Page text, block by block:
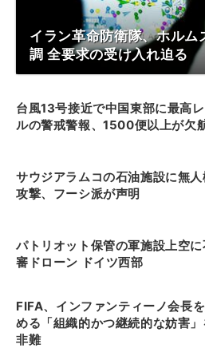
イラン革命防衛隊、ホルム
調 全要求の受け入れ迫る
台風13号接近で中国東部に最高
ルの警戒警報、1500便以上が欠
サウジアラムコの石油施設に無人
攻撃、フーシ派が声明
パトリオット保管の軍施設上空に
審ドローン ドイツ西部
FIFA、インファンティーノ会長
める「組織的かつ継続的な妨害」
非難